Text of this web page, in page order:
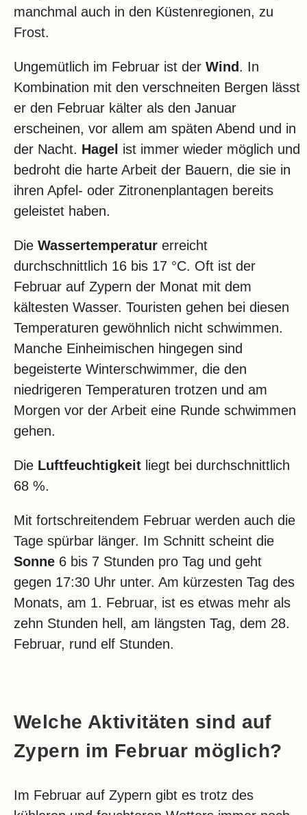
manchmal auch in den Küstenregionen, zu
Frost.
Ungemütlich im Februar ist der Wind . In
Kombination mit den verschneiten Bergen lässt
er den Februar kälter als den Januar
erscheinen, vor allem am späten Abend und in
der Nacht. Hagel ist immer wieder möglich und
bedroht die harte Arbeit der Bauern, die sie in
ihren Apfel- oder Zitronenplantagen bereits
geleistet haben.
Die Wassertemperatur erreicht
durchschnittlich 16 bis 17 °C. Oft ist der
Februar auf Zypern der Monat mit dem
kältesten Wasser. Touristen gehen bei diesen
Temperaturen gewöhnlich nicht schwimmen.
Manche Einheimischen hingegen sind
begeisterte Winterschwimmer, die den
niedrigeren Temperaturen trotzen und am
Morgen vor der Arbeit eine Runde schwimmen
gehen.
Die Luftfeuchtigkeit liegt bei durchschnittlich
68 %.
Mit fortschreitendem Februar werden auch die
Tage spürbar länger. Im Schnitt scheint die
Sonne 6 bis 7 Stunden pro Tag und geht
gegen 17:30 Uhr unter. Am kürzesten Tag des
Monats, am 1. Februar, ist es etwas mehr als
zehn Stunden hell, am längsten Tag, dem 28.
Februar, rund elf Stunden.
Welche Aktivitäten sind auf
Zypern im Februar möglich?
Im Februar auf Zypern gibt es trotz des